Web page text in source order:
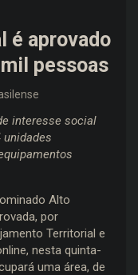
é aprovado
pessoas
interesse social
Alto
por
Territorial e
nesta quinta-
uma área, de